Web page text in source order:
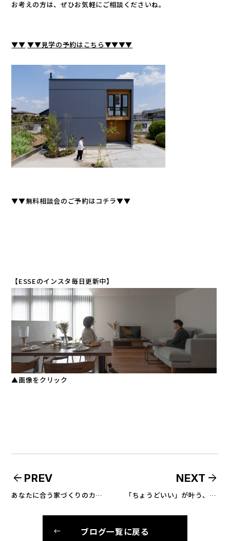
お考えの方は、ぜひお気軽にご相談くださいね。
▼▼ ▼▼見学の予約はこちら▼▼▼▼
▼▼無料相談会のご予約はコチラ▼▼
【ESSEのインスタ毎日更新中】
▲画像をクリック
arrow_back PREV
あなたに合う家づくりのカタチ
NEXT arrow_forward
「ちょうどいい」が叶う、自由度の高い規格住宅
ブログ一覧に戻る